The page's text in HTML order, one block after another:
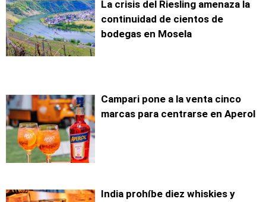
La crisis del Riesling amenaza la
continuidad de cientos de
bodegas en Mosela
Campari pone a la venta cinco
marcas para centrarse en Aperol
India prohíbe diez whiskies y